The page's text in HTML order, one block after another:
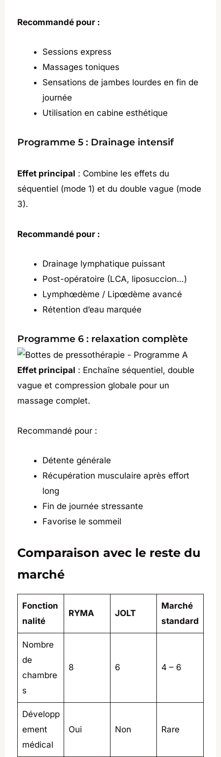
Recommandé pour :
Sessions express
Massages toniques
Sensations de jambes lourdes en fin de
journée
Utilisation en cabine esthétique
Programme 5 : Drainage intensif
Effet principal : Combine les effets du
séquentiel (mode 1) et du double vague (mode
3).
Recommandé pour :
Drainage lymphatique puissant
Post-opératoire (LCA, liposuccion…)
Lymphœdème / Lipœdème avancé
Rétention d’eau marquée
Programme 6 : relaxation complète
Effet principal : Enchaîne séquentiel, double
vague et compression globale pour un
massage complet.
Recommandé pour :
Détente générale
Récupération musculaire après effort
long
Fin de journée stressante
Favorise le sommeil
Comparaison avec le reste du
marché
Fonction
nalité
RYMA JOLT
Marché
standard
Nombre
de
chambre
s
8 6 4 – 6
Développ
ement
médical
Oui Non Rare